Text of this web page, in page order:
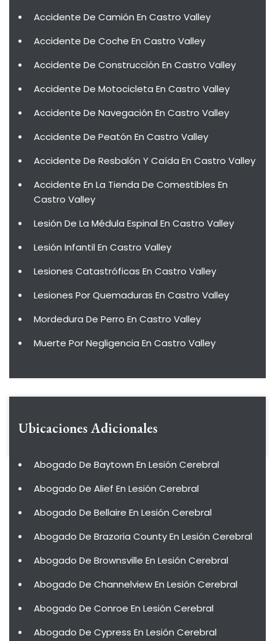
Accidente De Camión En Castro Valley
Accidente De Coche En Castro Valley
Accidente De Construcción En Castro Valley
Accidente De Motocicleta En Castro Valley
Accidente De Navegación En Castro Valley
Accidente De Peatón En Castro Valley
Accidente De Resbalón Y Caída En Castro Valley
Accidente En La Tienda De Comestibles En
Castro Valley
Lesión De La Médula Espinal En Castro Valley
Lesión Infantil En Castro Valley
Lesiones Catastróficas En Castro Valley
Lesiones Por Quemaduras En Castro Valley
Mordedura De Perro En Castro Valley
Muerte Por Negligencia En Castro Valley
Ubicaciones Adicionales
Abogado De Baytown En Lesión Cerebral
Abogado De Alief En Lesión Cerebral
Abogado De Bellaire En Lesión Cerebral
Abogado De Brazoria County En Lesión Cerebral
Abogado De Brownsville En Lesión Cerebral
Abogado De Channelview En Lesión Cerebral
Abogado De Conroe En Lesión Cerebral
Abogado De Cypress En Lesión Cerebral